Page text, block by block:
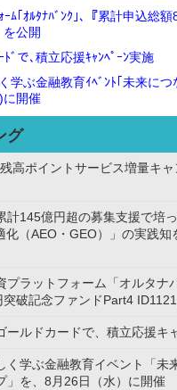
ｫｰﾑ｢ｵﾙﾀﾅﾊﾞﾝｸ｣､『累計申込総
公開
ﾄﾞで､積立応援ｷｬﾝﾍﾟｰﾝ実施
学ぶ金融教育ｲﾍﾞﾝﾄ｢未来に
に開催
グ
高ポイントサービス増量キャ
計145億円超の募集支援で培
化（AEO・GEO）」の実践知
プラットフォーム「オルタナ
破記念ファンドPart4
ールドカードで、積立応援キ
く学ぶ金融教育イベント「未
」を、8月26日（水）に開催